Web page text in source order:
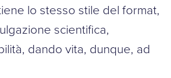
lo stesso stile del format,
scientifica,
dando vita, dunque, ad